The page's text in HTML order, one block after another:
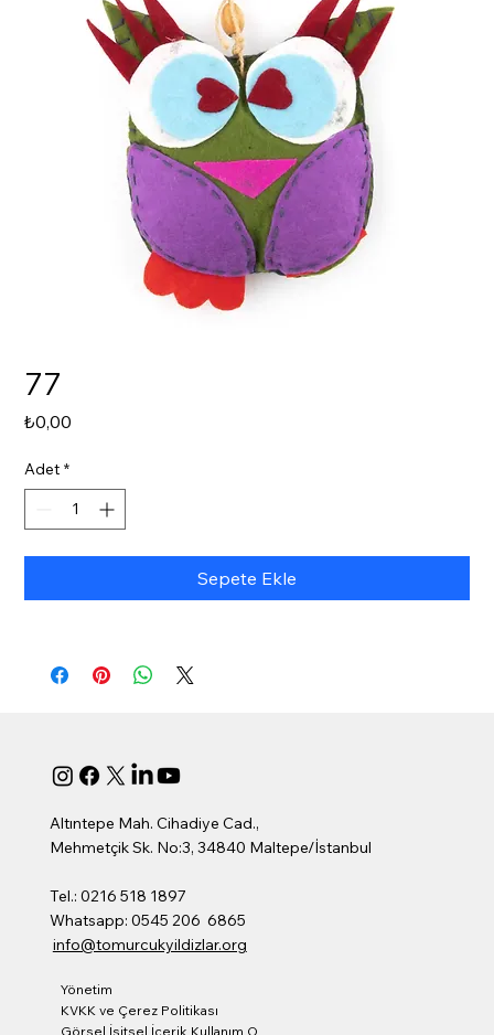
77
₺0,00
Adet *
Sepete Ekle
Altıntepe Mah. Cihadiye Cad.,
Mehmetçik Sk. No:3, 34840 Maltepe/İstanbul
Tel.: 0216 518 1897
Whatsapp: 0545 206 6865
info@tomurcukyildizlar.org
Yönetim
KVKK ve Çerez Politikası